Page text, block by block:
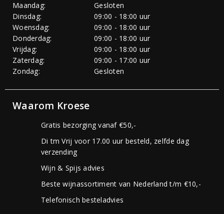
Maandag:
Gesloten
Dinsdag:
09:00 - 18:00 uur
Woensdag:
09:00 - 18:00 uur
Donderdag:
09:00 - 18:00 uur
Vrijdag:
09:00 - 18:00 uur
Zaterdag:
09:00 - 17:00 uur
Zondag:
Gesloten
Waarom Kroese
Gratis bezorging vanaf €50,-
Di tm Vrij voor 17.00 uur besteld, zelfde dag
verzending
Wijn & Spijs advies
Beste wijnassortiment van Nederland t/m €10,-
Telefonisch besteladvies